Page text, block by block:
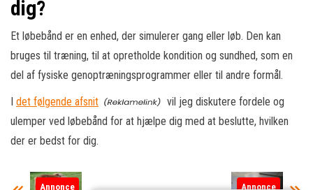
dig?
Et løbebånd er en enhed, der simulerer gang eller løb. Den kan
bruges til træning, til at opretholde kondition og sundhed, som en
del af fysiske genoptræningsprogrammer eller til andre formål.
I det følgende afsnit
vil jeg diskutere fordele og
ulemper ved løbebånd for at hjælpe dig med at beslutte, hvilken
der er bedst for dig.
Annonce Annonce